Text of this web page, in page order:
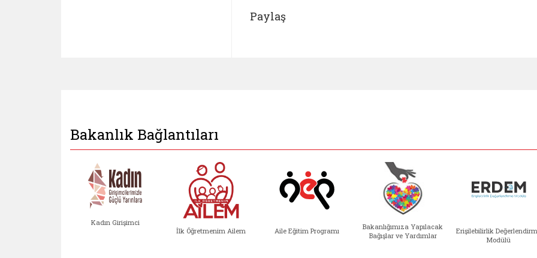
Paylaş
Bakanlık Bağlantıları
Kadın Girişimci
İlk Öğretmenim Ailem Aile Eğitim Programı
Bakanlığımıza Yapılacak
Bağışlar ve Yardımlar
Erişilebilirlik
Modülü